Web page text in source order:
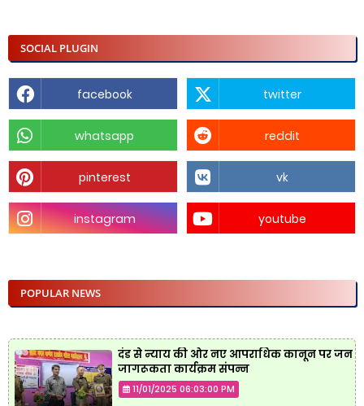
SOCIAL PLUGIN
facebook twitter
whatsapp reddit
pinterest vk
instagram youtube
POPULAR NEWS
दंड से न्याय की ओर नए आपराधिक कानून पर जन
जागरूकता कार्यक्रम संपन्न
11/01/2025 06:03:00 PM